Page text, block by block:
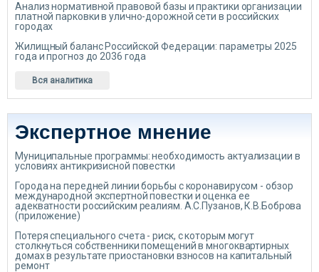
Анализ нормативной правовой базы и практики организации
платной парковки в улично-дорожной сети в российских
городах
Жилищный баланс Российской Федерации: параметры 2025
года и прогноз до 2036 года
Вся аналитика
Экспертное мнение
Муниципальные программы: необходимость актуализации в
условиях антикризисной повестки
Города на передней линии борьбы с коронавирусом - обзор
международной экспертной повестки и оценка ее
адекватности российским реалиям. А.С.Пузанов, К.В.Боброва
(приложение)
Потеря специального счета - риск, с которым могут
столкнуться собственники помещений в многоквартирных
домах в результате приостановки взносов на капитальный
ремонт